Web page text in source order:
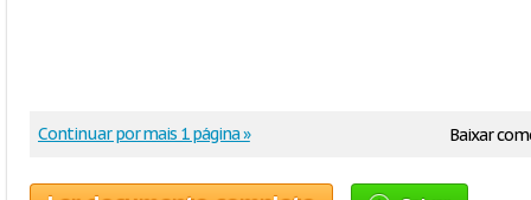
Baixar
Continuar por mais 1 página »